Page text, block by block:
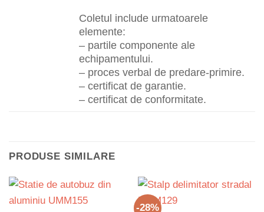
Coletul include urmatoarele
elemente:
– partile componente ale
echipamentului.
– proces verbal de predare-primire.
– certificat de garantie.
– certificat de conformitate.
PRODUSE SIMILARE
-28%